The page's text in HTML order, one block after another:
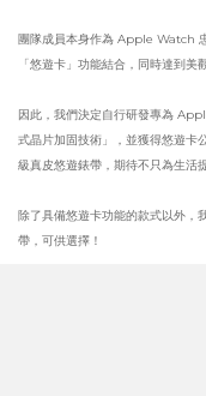
團隊成員本身作為 Apple Watch
「悠遊卡」功能結合，同時達到
因此，我們決定自行研發專為
式晶片加固技術」，並獲得悠遊卡
級真皮悠遊錶帶，期待不只為生活
除了具備悠遊卡功能的款式以外，
帶，可供選擇！